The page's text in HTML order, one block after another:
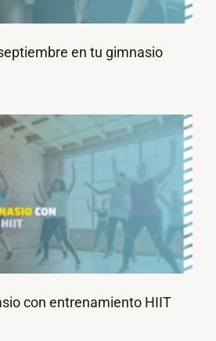
en tu gimnasio
con entrenamiento HIIT